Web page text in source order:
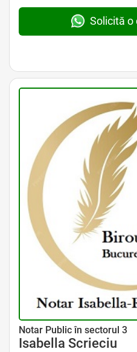
Solicită o
Avocat Specializat în Drept Civil • Avocat Specializat în
Notar Public în sectorul 3
Isabella Scrieciu